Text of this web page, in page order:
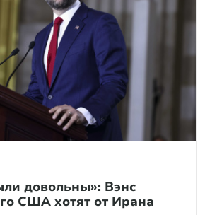
довольны»: Вэнс
США хотят от Ирана